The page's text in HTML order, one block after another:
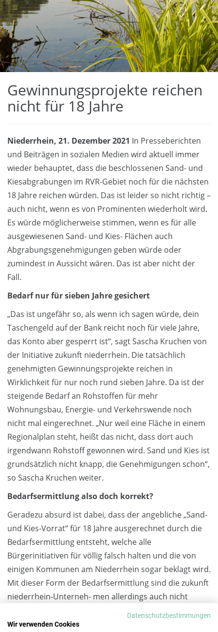
Gewinnungsprojekte reichen
nicht für 18 Jahre
Niederrhein, 21. Dezember 2021 In Presseberichten
und Beiträgen in sozialen Medien wird aktuell immer
wieder behauptet, dass die beschlossenen Sand- und
Kiesabgrabungen im RVR-Gebiet noch für die nächsten
18 Jahre reichen würden. Das ist leider so nicht richtig –
auch nicht, wenn es von Prominenten wiederholt wird.
Es würde möglicherweise stimmen, wenn es für alle
ausgewiesenen Sand- und Kies- Flächen auch
Abgrabungsgenehmigungen geben würde oder
zumindest in Aussicht wären. Das ist aber nicht der
Fall.
Bedarf nur für sieben Jahre gesichert
„Das ist ungefähr so, als wenn ich sagen würde, dein
Taschengeld auf der Bank reicht noch für viele Jahre,
das Konto aber gesperrt ist“, sagt Sascha Kruchen von
der Initiative zukunft niederrhein. Die tatsächlich
genehmigten Gewinnungsprojekte reichen in
Wirklichkeit für nur noch rund sieben Jahre. Da ist der
steigende Bedarf an Rohstoffen für mehr
Wohnungsbau, Energie- und Verkehrswende noch
nicht mal eingerechnet. „Nur weil eine Fläche in einem
Regionalplan steht, heißt das nicht, dass dort auch
irgendwann Rohstoff gewonnen wird. Sand und Kies ist
grundsätzlich nicht knapp, die Genehmigungen schon“,
so Sascha Kruchen weiter.
Bedarfsermittlung also doch korrekt?
Geradezu absurd ist dabei, dass der angebliche „Sand-
und Kies-Vorrat“ für 18 Jahre ausgerechnet durch die
Bedarfsermittlung entsteht, welche alle
Bürgerinitiativen für völlig falsch halten und die von
einigen Kommunen am Niederrhein sogar beklagt wird.
Mit dieser Form der Bedarfsermittlung sind die zukunft
niederrhein-Unterneh- men allerdings auch nicht
hundertprozentig glücklich: Theoretische Gewinnungs-
flächen schaffen keine reale Rohstoffsicherheit!
Datenschutzbestimmungen
Wir verwenden Cookies